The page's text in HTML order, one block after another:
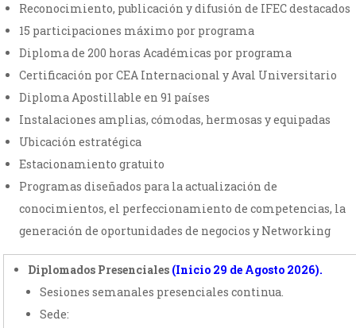
Reconocimiento, publicación y difusión de IFEC destacados
15 participaciones máximo por programa
Diploma de 200 horas Académicas por programa
Certificación por CEA Internacional y Aval Universitario
Diploma Apostillable en 91 países
Instalaciones amplias, cómodas, hermosas y equipadas
Ubicación estratégica
Estacionamiento gratuito
Programas diseñados para la actualización de
conocimientos, el perfeccionamiento de competencias, la
generación de oportunidades de negocios y Networking
Diplomados Presenciales (Inicio 29 de Agosto 2026).
Sesiones semanales presenciales continua.
Sede: